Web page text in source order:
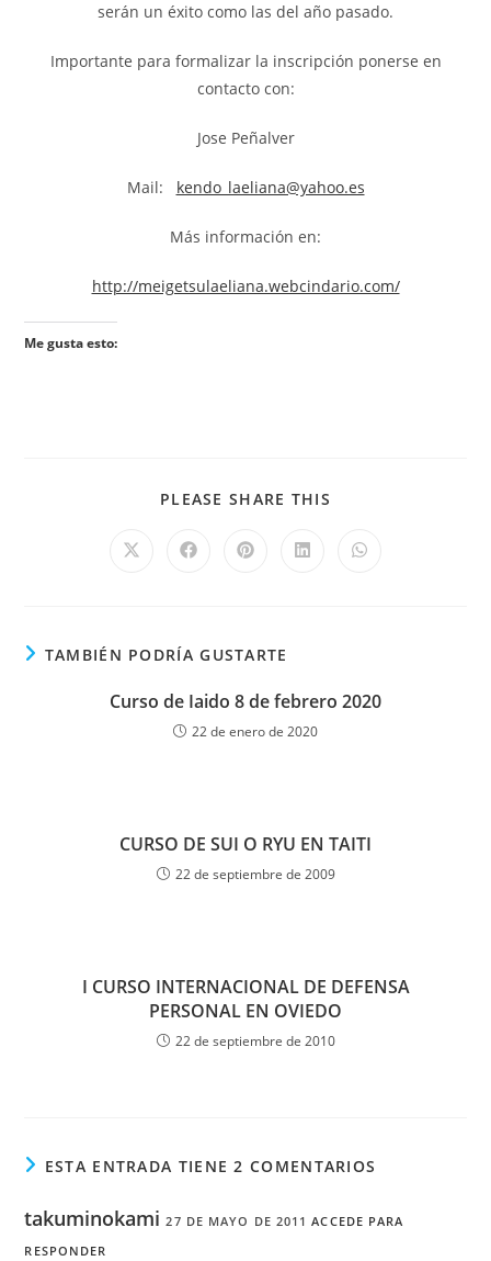
serán un éxito como las del año pasado.
Importante para formalizar la inscripción ponerse en
contacto con:
Jose Peñalver
Mail: kendo_laeliana@yahoo.es
Más información en:
http://meigetsulaeliana.webcindario.com/
Me gusta esto:
PLEASE SHARE THIS
TAMBIÉN PODRÍA GUSTARTE
Curso de Iaido 8 de febrero 2020
22 de enero de 2020
CURSO DE SUI O RYU EN TAITI
22 de septiembre de 2009
I CURSO INTERNACIONAL DE DEFENSA
PERSONAL EN OVIEDO
22 de septiembre de 2010
ESTA ENTRADA TIENE 2 COMENTARIOS
takuminokami 27 DE MAYO DE 2011 ACCEDE PARA
RESPONDER